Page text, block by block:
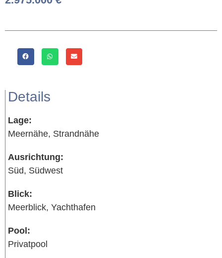
Details
Lage:
Meernähe, Strandnähe
Ausrichtung:
Süd, Südwest
Blick:
Meerblick, Yachthafen
Pool:
Privatpool